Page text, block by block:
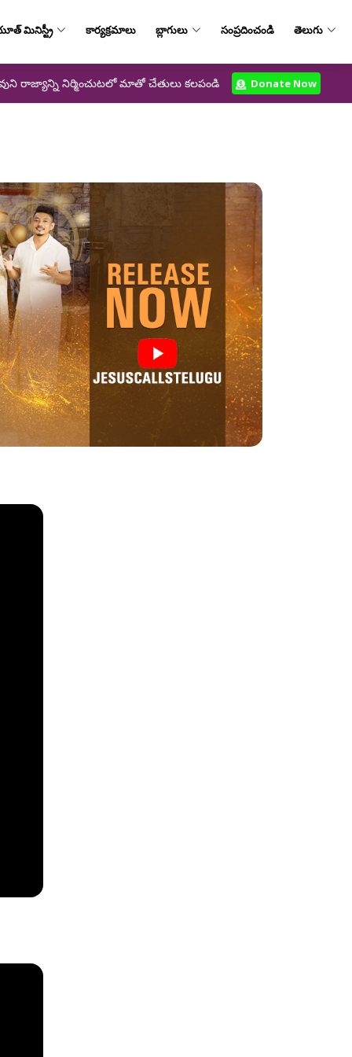
మినిస్ట్రీ కార్యక్రమాలు బ్లాగులు సంప్రదించండి తెలుగు
రాజ్యాన్ని నిర్మించుటలో మాతో చేతులు కలపండి Donate Now